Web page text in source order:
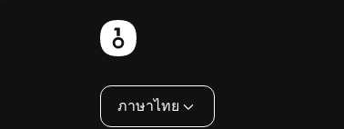
ภาษาไทย